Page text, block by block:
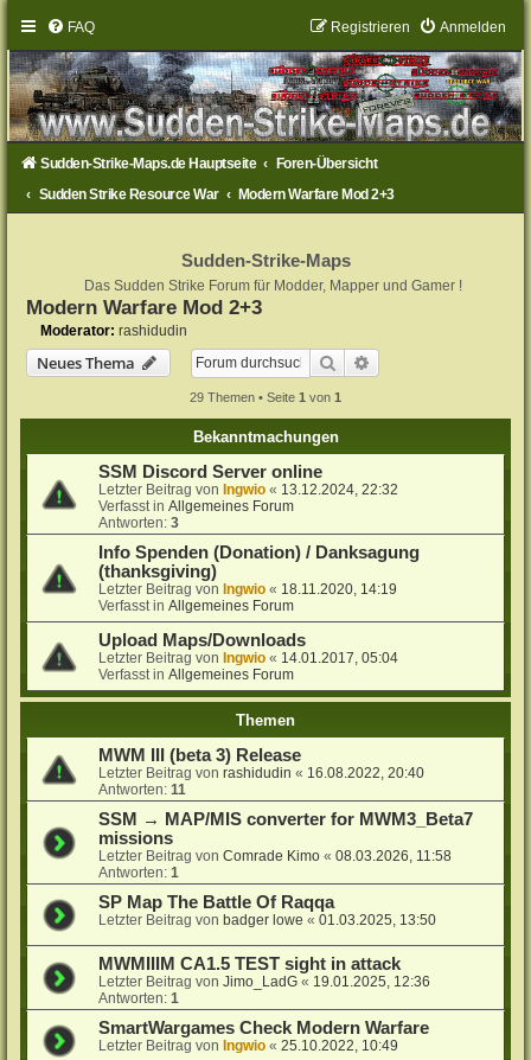
FAQ Anmelden
Registrieren
Sudden-Strike-Maps.de Hauptseite
Foren-Übersicht
Sudden Strike Resource War
Modern Warfare Mod 2+3
Sudden-Strike-Maps
Das Sudden Strike Forum für Modder, Mapper und Gamer !
Modern Warfare Mod 2+3
Moderator: rashidudin
Neues Thema Suche
29 Themen • Seite 1 von 1
Bekanntmachungen
SSM Discord Server online
Letzter Beitrag vonIngwio « 13.12.2024, 22:32
Verfasst inAllgemeines Forum
Antworten:3
Info Spenden (Donation) / Danksagung
(thanksgiving)
Letzter Beitrag vonIngwio « 18.11.2020, 14:19
Verfasst inAllgemeines Forum
Upload Maps/Downloads
Letzter Beitrag vonIngwio « 14.01.2017, 05:04
Verfasst inAllgemeines Forum
Themen
MWM III (beta 3) Release
Letzter Beitrag vonrashidudin « 16.08.2022, 20:40
Antworten:11
SSM → MAP/MIS converter for MWM3_Beta7
missions
Letzter Beitrag vonComrade Kimo «08.03.2026, 11:58
Antworten:1
SP Map The Battle Of Raqqa
Letzter Beitrag vonbadger lowe «01.03.2025, 13:50
MWMIIIM CA1.5 TEST sight in attack
Letzter Beitrag vonJimo_LadG « 19.01.2025, 12:36
Antworten:1
SmartWargames Check Modern Warfare
Letzter Beitrag vonIngwio «25.10.2022, 10:49